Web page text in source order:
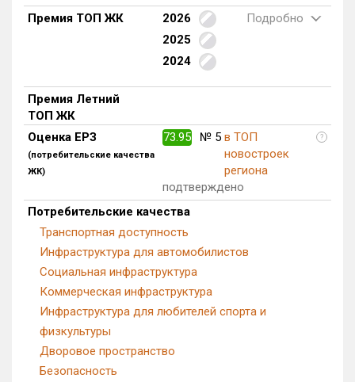
Многоквартирных домов
0 из 81
Квартир, апартаментов,
Премия ТОП ЖК 2026
Подробно
2025
2024
Премия Летний
ТОП ЖК
Оценка ЕРЗ
(потребительские качества
ЖК)
73.95 № 5 в ТОП
новостроек
региона
?
подтверждено
Потребительские качества
Транспортная доступность
Инфраструктура для автомобилистов
Социальная инфраструктура
Коммерческая инфраструктура
Инфраструктура для любителей спорта и
физкультуры
Дворовое пространство
Безопасность